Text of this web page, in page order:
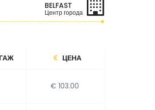
BELFAST
Центр города
ЦЕНА
€ 103.00